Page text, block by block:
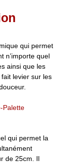
qui permet
n’importe quel
ainsi que les
levier sur les
Palette
qui permet la
de 25cm. Il